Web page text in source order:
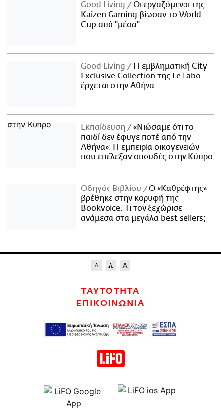
Good Living
Οι εργαζόμενοι της
Kaizen Gaming βίωσαν το World
Cup από "μέσα"
Good Living
Η εμβληματική City
Exclusive Collection της Le Labo
έρχεται στην Αθήνα
Εκπαίδευση
«Νιώσαμε ότι το
παιδί δεν έφυγε ποτέ από την
Αθήνα»: Η εμπειρία οικογενειών
που επέλεξαν σπουδές στην Κύπρο
Οδηγός Βιβλίου
Ο «Καθρέφτης»
βρέθηκε στην κορυφή της
Bookvoice. Τι τον ξεχώρισε
ανάμεσα στα μεγάλα best sellers;
ΤΑΥΤΟΤΗΤΑ
ΕΠΙΚΟΙΝΩΝΙΑ